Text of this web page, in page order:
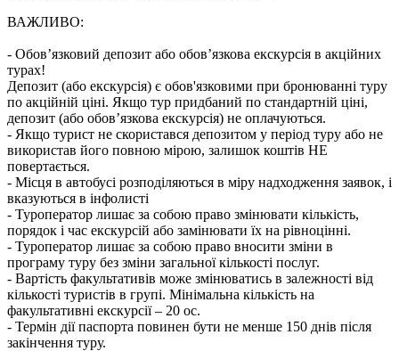
ВАЖЛИВО:
- Обов’язковий депозит або обов’язкова екскурсія в акційних
турах!
Депозит (або екскурсія) є обов'язковими при бронюванні туру
по акційній ціні. Якщо тур придбаний по стандартній ціні,
депозит (або обов’язкова екскурсія) не оплачуються.
- Якщо турист не скористався депозитом у період туру або не
використав його повною мірою, залишок коштів НЕ
повертається.
- Місця в автобусі розподіляються в міру надходження заявок, і
вказуються в інфолисті
- Туроператор лишає за собою право змінювати кількість,
порядок і час екскурсій або замінювати їх на рівноцінні.
- Туроператор лишає за собою право вносити зміни в
програму туру без зміни загальної кількості послуг.
- Вартість факультативів може змінюватись в залежності від
кількості туристів в групі. Мінімальна кількість на
факультативні екскурсії – 20 ос.
- Термін дії паспорта повинен бути не менше 150 днів після
закінчення туру.